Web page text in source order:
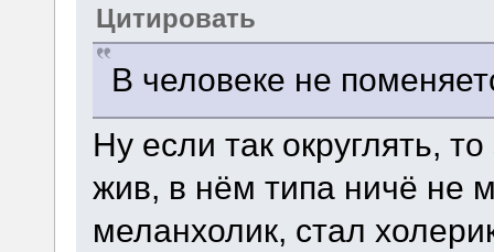
Цитировать
В человеке не
Ну если так округлять,
жив, в нём типа ничё не
меланхолик, стал